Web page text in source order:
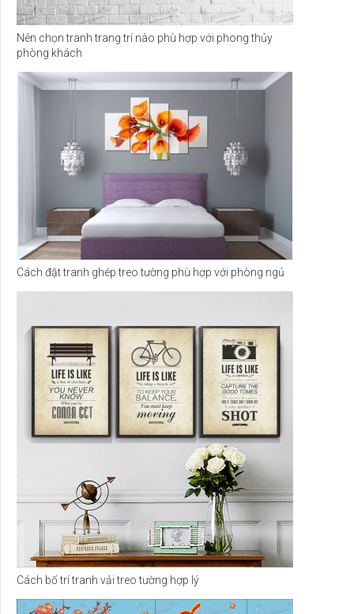
Nên chọn tranh trang trí nào phù hợp với phong thủy
phòng khách
Cách đặt tranh ghép treo tường phù hợp với phòng ngủ
Cách bố trí tranh vải treo tường hợp lý